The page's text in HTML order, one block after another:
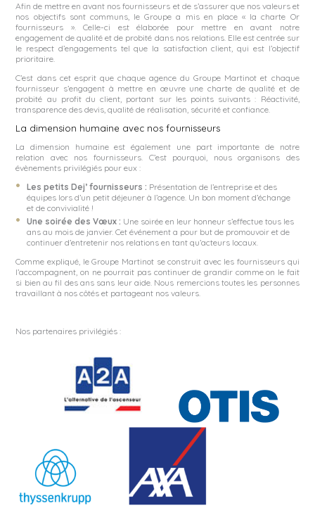
Afin de mettre en avant nos fournisseurs et de s’assurer que nos valeurs et
nos objectifs sont communs, le Groupe a mis en place « la charte Or
fournisseurs ». Celle-ci est élaborée pour mettre en avant notre
engagement de qualité et de probité dans nos relations. Elle est centrée sur
le respect d’engagements tel que la satisfaction client, qui est l’objectif
prioritaire.
C’est dans cet esprit que chaque agence du Groupe Martinot et chaque
fournisseur s’engagent à mettre en œuvre une charte de qualité et de
probité au profit du client, portant sur les points suivants : Réactivité,
transparence des devis, qualité de réalisation, sécurité et confiance.
La dimension humaine avec nos fournisseurs
La dimension humaine est également une part importante de notre
relation avec nos fournisseurs. C’est pourquoi, nous organisons des
évènements privilégiés pour eux :
Les petits Dej’ fournisseurs : Présentation de l’entreprise et des
équipes lors d’un petit déjeuner à l’agence. Un bon moment d’échange
et de convivialité !
Une soirée des Vœux : Une soirée en leur honneur s’effectue tous les
ans au mois de janvier. Cet événement a pour but de promouvoir et de
continuer d’entretenir nos relations en tant qu’acteurs locaux.
Comme expliqué, le Groupe Martinot se construit avec les fournisseurs qui
l’accompagnent, on ne pourrait pas continuer de grandir comme on le fait
si bien au fil des ans sans leur aide. Nous remercions toutes les personnes
travaillant à nos côtés et partageant nos valeurs.
Nos partenaires privilégiés :